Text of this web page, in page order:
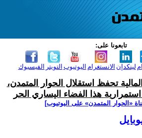
تابعونا على:
الفيسبوك التويتر اليوتيوب الانستغرام لينكدإن
تحفظ استقلال الحوار المتمدن،
هذا الفضاء اليساري الحر
‫«الحوار المتمدن» على اليوتيوب]